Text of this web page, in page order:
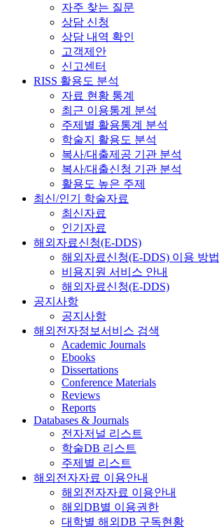
자주 찾는 질문
상담 신청
상담 내역 확인
고객제안
신고센터
RISS 활용도 분석
자료 현황 통계
최근 이용통계 분석
주제별 활용통계 분석
학술지 활용도 분석
복사/대출제공 기관 분석
복사/대출신청 기관 분석
활용도 높은 주제
최신/인기 학술자료
최신자료
인기자료
해외자료신청(E-DDS)
해외자료신청(E-DDS) 이용 방법
비용지원 서비스 안내
해외자료신청(E-DDS)
공지사항
공지사항
해외전자정보서비스 검색
Academic Journals
Ebooks
Dissertations
Conference Materials
Reviews
Reports
Databases & Journals
전자저널 리스트
학술DB 리스트
주제별 리스트
해외전자자료 이용안내
해외전자자료 이용안내
해외DB별 이용권한
대학별 해외DB 구독현황